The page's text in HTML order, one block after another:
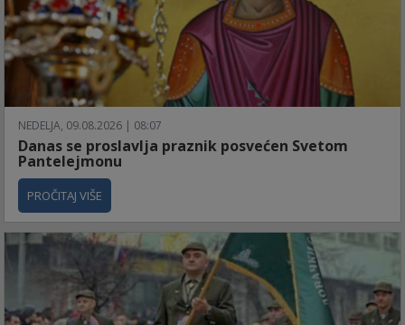
NEDELJA, 09.08.2026 | 08:07
Danas se proslavlja praznik posvećen Svetom
Pantelejmonu
PROČITAJ VIŠE